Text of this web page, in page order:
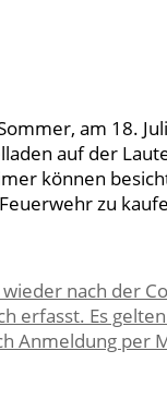
am 18.
auf der
können
zu
nach der
erfasst. Es
Anmeldung